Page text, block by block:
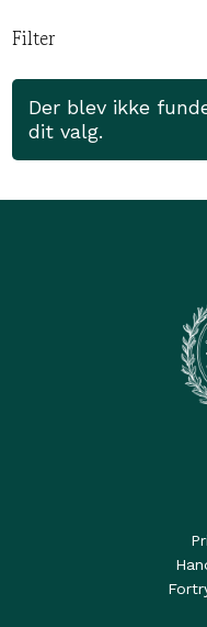
Filter
Der blev ikke
dit valg.